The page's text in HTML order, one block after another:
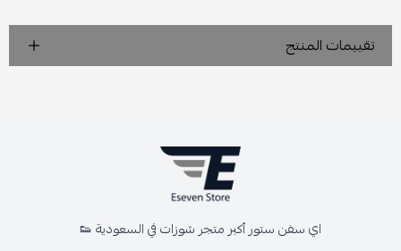
تقييمات المنتج
اي سفن ستور أكبر متجر شوزات في السعودية 👟